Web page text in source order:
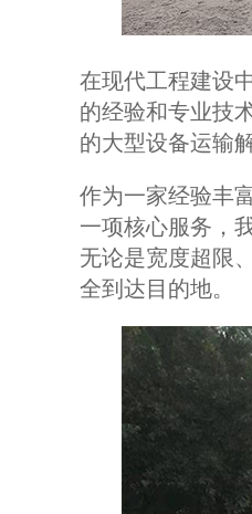
在现代工程建设
的经验和专业技
的大型设备运输
作为一家经验丰
一项核心服务，
无论是宽度超限
全到达目的地。